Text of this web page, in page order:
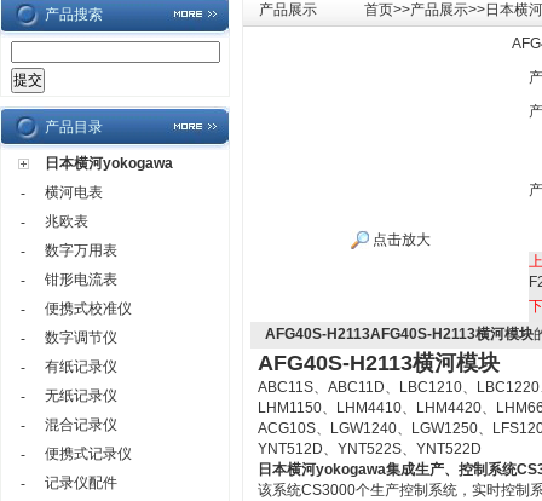
产品搜索
产品目录
日本横河yokogawa
-
横河电表
-
兆欧表
-
数字万用表
-
钳形电流表
-
便携式校准仪
-
数字调节仪
-
有纸记录仪
-
无纸记录仪
-
混合记录仪
-
便携式记录仪
-
记录仪配件
产品展示 首页>>产品展示>>日本横
点击放大
AFG40S-H2113AFG40S-H2113横河模块
AFG40S-H2113横河模块
ABC11S、ABC11D、LBC1210、
LHM1150、LHM4410、LHM4420、
ACG10S、LGW1240、LGW1250、
YNT512D、YNT522S、YNT522D
日本横河yokogawa集成生产、控制系统
该系统CS3000个生产控制系统，实时控制